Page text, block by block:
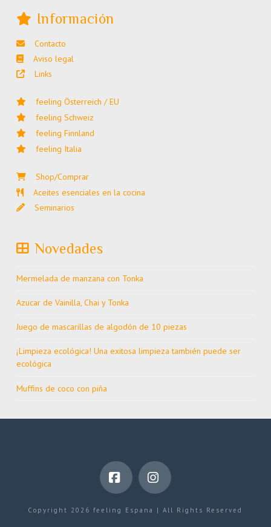
Información
Contacto
Aviso legal
Links
feeling Österreich / EU
feeling Schweiz
feeling Finnland
feeling Italia
Shop/Comprar
Aceites esenciales en la cocina
Seminarios
Novedades
Mermelada de manzana con Tonka
Azucar de Vainilla, Chai y Tonka
Juego de mascarillas de algodón de 10 piezas
¡Limpieza ecológica! Una exitosa limpieza también puede ser
ecológica
Muffins de coco con piña
FacebookInstagram
Copyright 2026 feeling Espana | All Rights Reserved